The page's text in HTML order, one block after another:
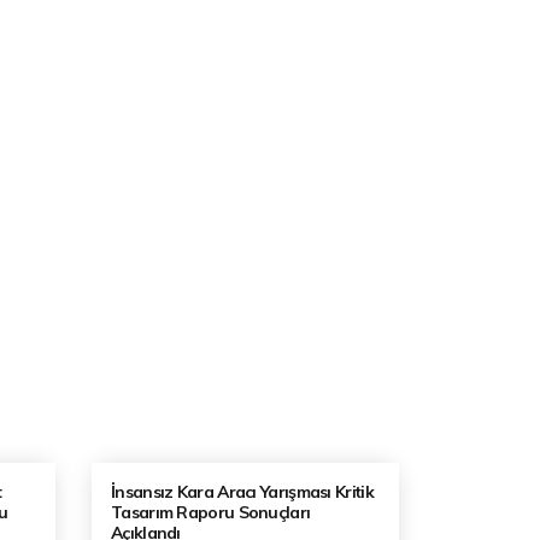
İnsansız Kara Aracı Yarışması Kritik
Tasarım Raporu Sonuçları
Açıklandı